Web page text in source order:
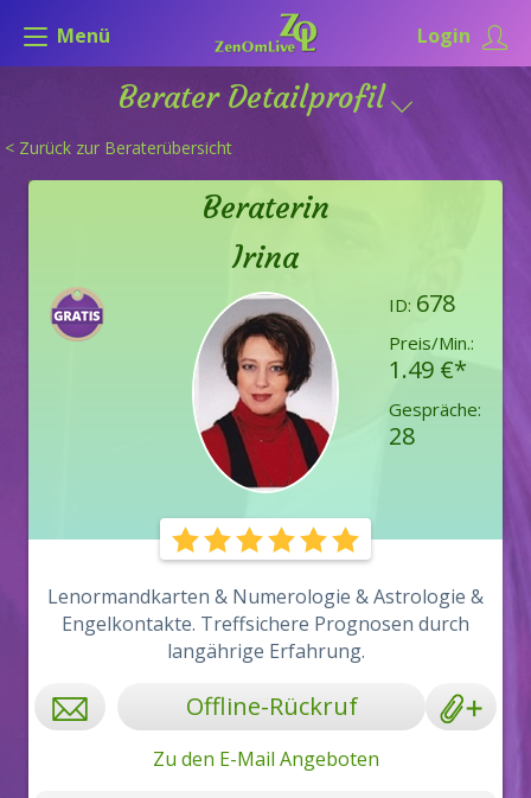
Menü Login
Berater Detailprofil
< Zurück zur Beraterübersicht
Beraterin
Irina
ID: 678
Preis/Min.:
1.49 €*
Gespräche:
28
Lenormandkarten & Numerologie & Astrologie &
Engelkontakte. Treffsichere Prognosen durch
langährige Erfahrung.
Offline-Rückruf
Zu den E-Mail Angeboten